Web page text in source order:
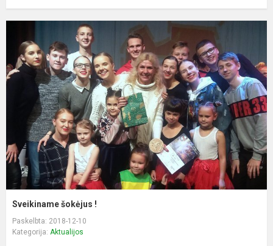
Sveikiname šokėjus !
Paskelbta: 2018-12-10
Kategorija: Aktualijos